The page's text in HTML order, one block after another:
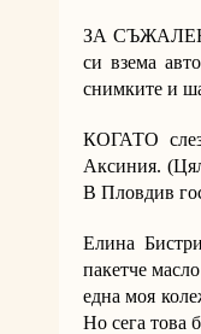
ЗА
си взема
снимките и
КОГАТО
Аксиния.
В Пловдив
Елина
пакетче
една моя
Но сега това